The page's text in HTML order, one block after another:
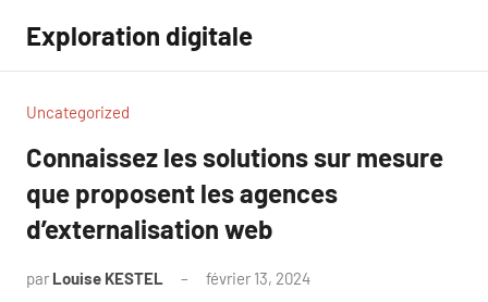
contenu
Exploration digitale
Uncategorized
Connaissez les solutions sur mesure
que proposent les agences
d’externalisation web
par Louise KESTEL février 13, 2024